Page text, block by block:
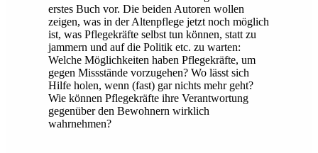
erstes Buch vor. Die beiden Autoren wollen
zeigen, was in der Altenpflege jetzt noch möglich
ist, was Pflegekräfte selbst tun können, statt zu
jammern und auf die Politik etc. zu warten:
Welche Möglichkeiten haben Pflegekräfte, um
gegen Missstände vorzugehen? Wo lässt sich
Hilfe holen, wenn (fast) gar nichts mehr geht?
Wie können Pflegekräfte ihre Verantwortung
gegenüber den Bewohnern wirklich
wahrnehmen?